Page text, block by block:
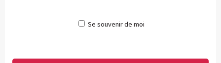
Se souvenir de moi